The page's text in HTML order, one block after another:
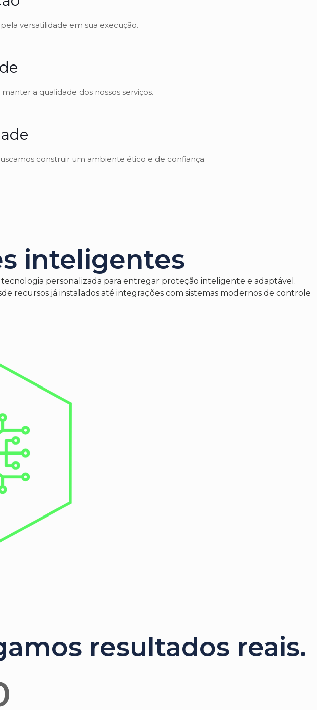
versatilidade em sua execução.
a qualidade dos nossos serviços.
construir um ambiente ético e de confiança.
inteligentes
personalizada para entregar proteção inteligente e adaptável.
recursos já instalados até integrações com sistemas modernos de controle
resultados reais.